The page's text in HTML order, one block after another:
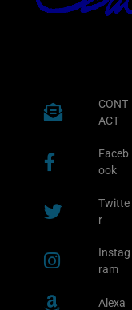
CONT
ACT
Faceb
ook
Twitte
r
Instag
ram
Alexa